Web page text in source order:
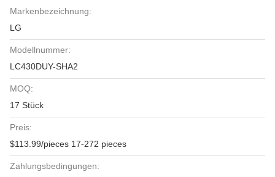
Markenbezeichnung:
LG
Modellnummer:
LC430DUY-SHA2
MOQ:
17 Stück
Preis:
$113.99/pieces 17-272 pieces
Zahlungsbedingungen: